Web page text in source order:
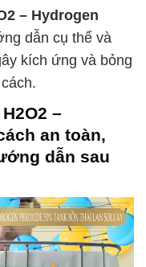
– Hydrogen
dẫn cụ thể và
kích ứng và bỏng
H2O2 –
an toàn,
dẫn sau